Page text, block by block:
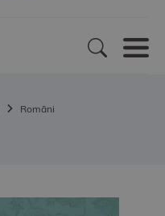
Romāni